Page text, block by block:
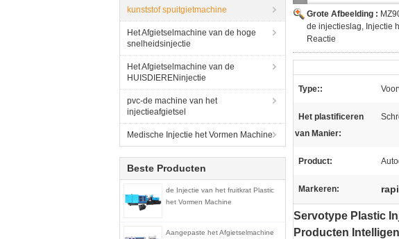
kunststof spuitgietmachine
Het Afgietselmachine van de hoge
snelheidsinjectie
Het Afgietselmachine van de
HUISDIERENinjectie
pvc-de machine van het
injectieafgietsel
Medische Injectie het Vormen Machine
Beste Producten
de Injectie van het fruitkrat Plastic
het Vormen Machine
Aangepaste het Afgietselmachine
Grote Afbeelding :
de injectieslag, Injectie
Reactie
Type::
Het plastificeren
van Manier:
Product:
Markeren:
Servotype Plastic
Producten